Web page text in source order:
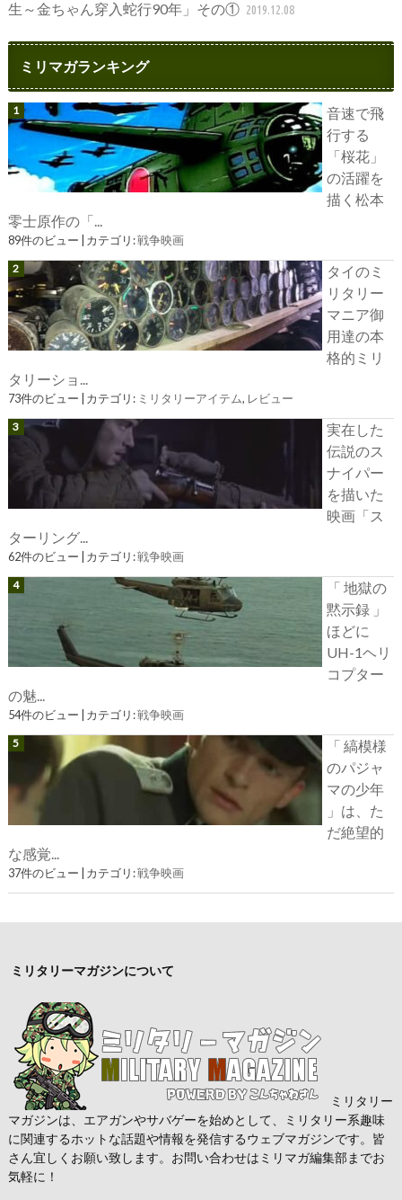
生～金ちゃん穿入蛇行90年」その① 2019.12.08
ミリマガランキング
音速で飛
行する
「桜花」
の活躍を
描く松本
零士原作の「...
89件のビュー カテゴリ:戦争映画
タイのミ
リタリー
マニア御
用達の本
格的ミリ
タリーショ...
73件のビュー カテゴリ: ミリタリーアイテム, レビュー
実在した
伝説のス
ナイパー
を描いた
映画「ス
ターリング...
62件のビュー カテゴリ:戦争映画
「 地獄の
黙示録 」
ほどに
UH-1ヘリ
コプター
の魅...
54件のビュー カテゴリ:戦争映画
「 縞模様
のパジャ
マの少年
」は、た
だ絶望的
な感覚...
37件のビュー カテゴリ:戦争映画
ミリタリーマガジンについて
ミリタリー
マガジンは、エアガンやサバゲーを始めとして、ミリタリー系趣味
に関連するホットな話題や情報を発信するウェブマガジンです。皆
さん宜しくお願い致します。お問い合わせはミリマガ編集部までお
気軽に！